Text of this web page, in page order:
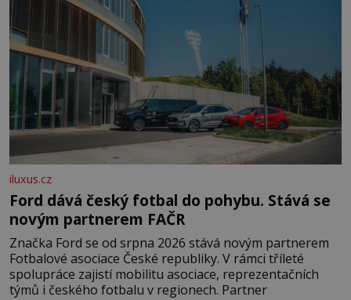
iluxus.cz
Ford dává český fotbal do pohybu. Stává se
novým partnerem FAČR
Značka Ford se od srpna 2026 stává novým partnerem
Fotbalové asociace České republiky. V rámci tříleté
spolupráce zajistí mobilitu asociace, reprezentačních
týmů i českého fotbalu v regionech. Partner